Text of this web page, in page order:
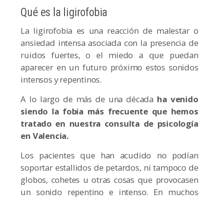
Qué es la ligirofobia
La ligirofobia es una reacción de malestar o
ansiedad intensa asociada con la presencia de
ruidos fuertes, o el miedo a que puedan
aparecer en un futuro próximo estos sonidos
intensos y repentinos.
A lo largo de más de una década ha venido
siendo la fobia más frecuente que hemos
tratado en nuestra consulta de psicología
en Valencia.
Los pacientes que han acudido no podían
soportar estallidos de petardos, ni tampoco de
globos, cohetes u otras cosas que provocasen
un sonido repentino e intenso. En muchos